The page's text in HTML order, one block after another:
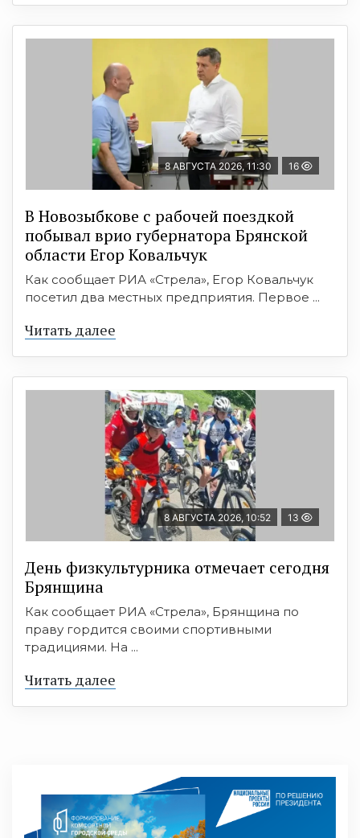
8 АВГУСТА 2026, 11:30 16
В Новозыбкове с рабочей поездкой
побывал врио губернатора Брянской
области Егор Ковальчук
Как сообщает РИА «Стрела», Егор Ковальчук
посетил два местных предприятия. Первое ...
Читать далее
8 АВГУСТА 2026, 10:52 13
День физкультурника отмечает сегодня
Брянщина
Как сообщает РИА «Стрела», Брянщина по
праву гордится своими спортивными
традициями. На ...
Читать далее